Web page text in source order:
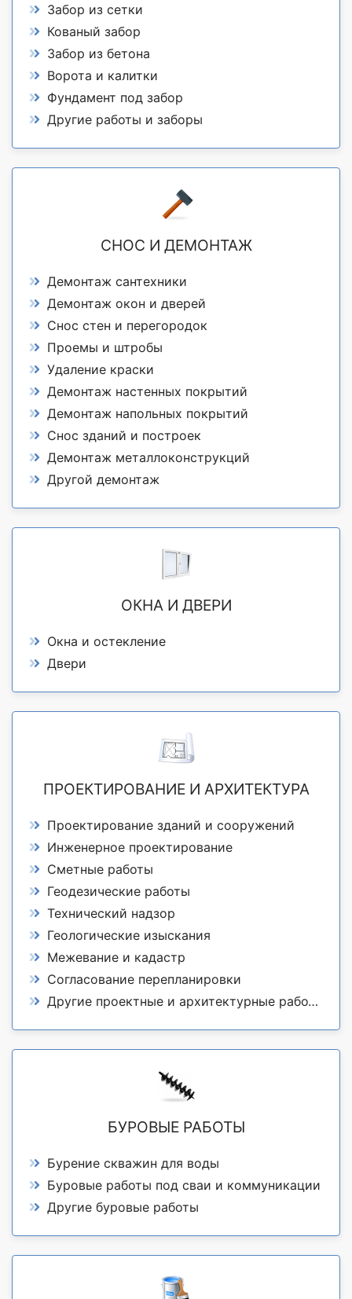
Забор из сетки
Кованый забор
Забор из бетона
Ворота и калитки
Фундамент под забор
Другие работы и заборы
СНОС И ДЕМОНТАЖ
Демонтаж сантехники
Демонтаж окон и дверей
Снос стен и перегородок
Проемы и штробы
Удаление краски
Демонтаж настенных покрытий
Демонтаж напольных покрытий
Снос зданий и построек
Демонтаж металлоконструкций
Другой демонтаж
ОКНА И ДВЕРИ
Окна и остекление
Двери
ПРОЕКТИРОВАНИЕ И АРХИТЕКТУРА
Проектирование зданий и сооружений
Инженерное проектирование
Сметные работы
Геодезические работы
Технический надзор
Геологические изыскания
Межевание и кадастр
Согласование перепланировки
Другие проектные и архитектурные работы
БУРОВЫЕ РАБОТЫ
Бурение скважин для воды
Буровые работы под сваи и коммуникации
Другие буровые работы